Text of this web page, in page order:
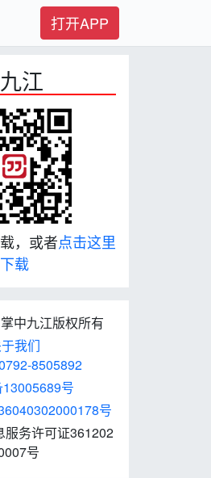
打开APP
江
，或者点击这里
下载
中九江版权所有
我们
8505892
号
号
服务许可证361202
号